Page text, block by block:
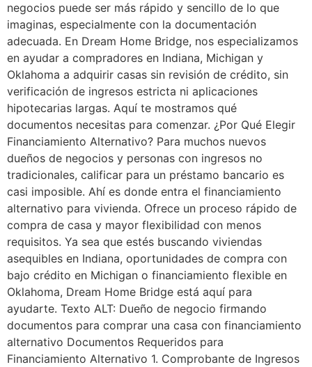
negocios puede ser más rápido y sencillo de lo que
imaginas, especialmente con la documentación
adecuada. En Dream Home Bridge, nos especializamos
en ayudar a compradores en Indiana, Michigan y
Oklahoma a adquirir casas sin revisión de crédito, sin
verificación de ingresos estricta ni aplicaciones
hipotecarias largas. Aquí te mostramos qué
documentos necesitas para comenzar. ¿Por Qué Elegir
Financiamiento Alternativo? Para muchos nuevos
dueños de negocios y personas con ingresos no
tradicionales, calificar para un préstamo bancario es
casi imposible. Ahí es donde entra el financiamiento
alternativo para vivienda. Ofrece un proceso rápido de
compra de casa y mayor flexibilidad con menos
requisitos. Ya sea que estés buscando viviendas
asequibles en Indiana, oportunidades de compra con
bajo crédito en Michigan o financiamiento flexible en
Oklahoma, Dream Home Bridge está aquí para
ayudarte. Texto ALT: Dueño de negocio firmando
documentos para comprar una casa con financiamiento
alternativo Documentos Requeridos para
Financiamiento Alternativo 1. Comprobante de Ingresos